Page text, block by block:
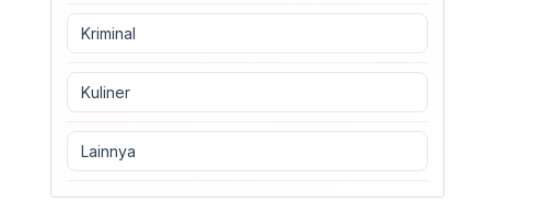
Kriminal
Kuliner
Lainnya